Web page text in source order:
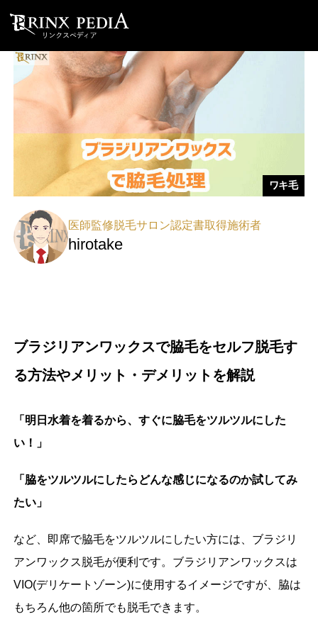
ワキ毛
医師監修脱毛サロン認定書取得施術者
hirotake
ブラジリアンワックスで脇毛をセルフ脱毛す
る方法やメリット・デメリットを解説
「明日水着を着るから、すぐに脇毛をツルツルにした
い！」
「脇をツルツルにしたらどんな感じになるのか試してみ
たい」
など、即席で脇毛をツルツルにしたい方には、ブラジリ
アンワックス脱毛が便利です。ブラジリアンワックスは
VIO(デリケートゾーン)に使用するイメージですが、脇は
もちろん他の箇所でも脱毛できます。